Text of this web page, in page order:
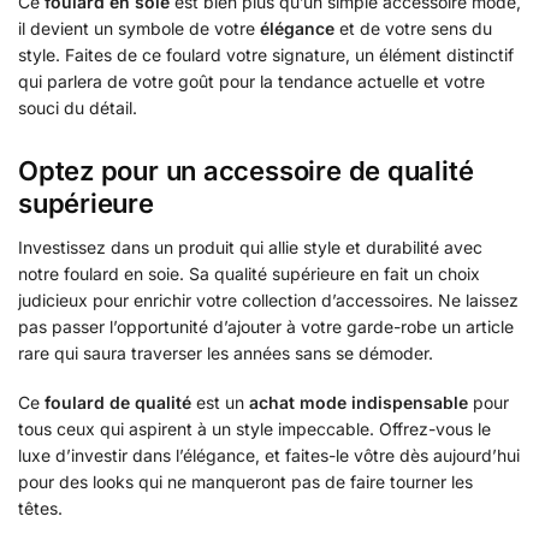
il devient un symbole de votre élégance et de votre sens du
style. Faites de ce foulard votre signature, un élément distinctif
qui parlera de votre goût pour la tendance actuelle et votre
souci du détail.
Optez pour un accessoire de qualité
supérieure
Investissez dans un produit qui allie style et durabilité avec
notre foulard en soie. Sa qualité supérieure en fait un choix
judicieux pour enrichir votre collection d’accessoires. Ne laissez
pas passer l’opportunité d’ajouter à votre garde-robe un article
rare qui saura traverser les années sans se démoder.
Ce foulard de qualité est un achat mode indispensable pour
tous ceux qui aspirent à un style impeccable. Offrez-vous le
luxe d’investir dans l’élégance, et faites-le vôtre dès aujourd’hui
pour des looks qui ne manqueront pas de faire tourner les
têtes.